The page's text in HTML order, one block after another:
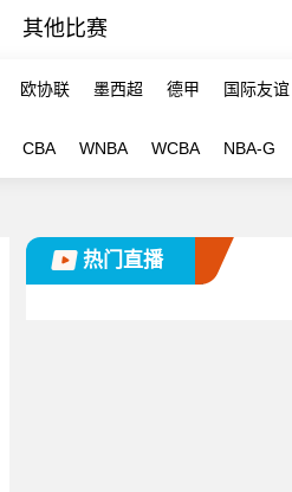
其他比赛
欧协联 墨西超 德甲 国际友谊
CBA WNBA WCBA NBA-G
热门直播